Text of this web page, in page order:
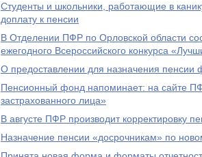
Студенты и школьники, работающие в
доплату к пенсии
В Отделении ПФР по Орловской области
ежегодного Всероссийского конкурса
О предоставлении для назначения пенсии
Пенсионный фонд напоминает: на сайте
застрахованного лица»
В августе ПФР производит корректировку
Назначение пенсии «досрочникам» по